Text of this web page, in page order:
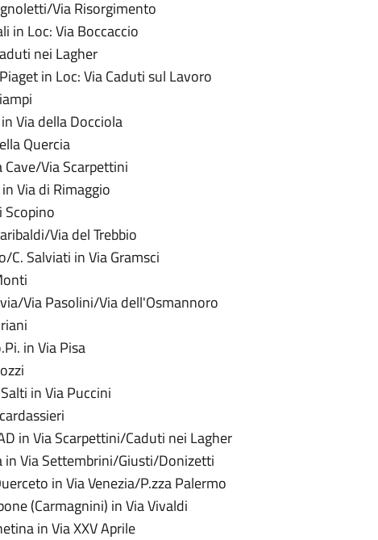
Via Risorgimento
in Loc: Via Boccaccio
nei Lagher
in Loc: Via Caduti sul Lavoro
Via della Docciola
Quercia
Cave/Via Scarpettini
Via di Rimaggio
Scopino
Via del Trebbio
C. Salviati in Via Gramsci
Via Pasolini/Via dell'Osmannoro
in Via Pisa
in Via Puccini
in Via Scarpettini/Caduti nei Lagher
in Via Settembrini/Giusti/Donizetti
in Via Venezia/P.zza Palermo
(Carmagnini) in Via Vivaldi
in Via XXV Aprile